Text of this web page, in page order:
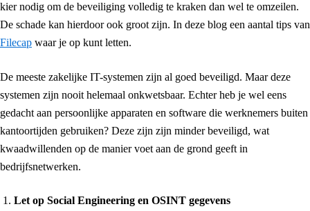
kier nodig om de beveiliging volledig te kraken dan wel te omzeilen.
De schade kan hierdoor ook groot zijn. In deze blog een aantal tips van
Filecap waar je op kunt letten.
De meeste zakelijke IT-systemen zijn al goed beveiligd. Maar deze
systemen zijn nooit helemaal onkwetsbaar. Echter heb je wel eens
gedacht aan persoonlijke apparaten en software die werknemers buiten
kantoortijden gebruiken? Deze zijn zijn minder beveiligd, wat
kwaadwillenden op de manier voet aan de grond geeft in
bedrijfsnetwerken.
Let op Social Engineering en OSINT gegevens